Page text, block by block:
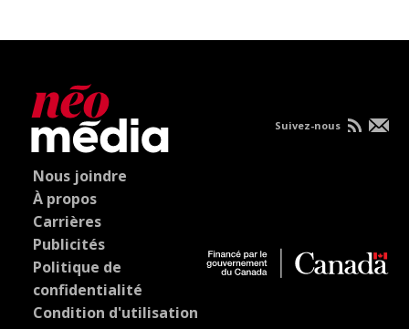
Nous joindre
À propos
Carrières
Publicités
Politique de
confidentialité
Condition d'utilisation
Suivez-nous